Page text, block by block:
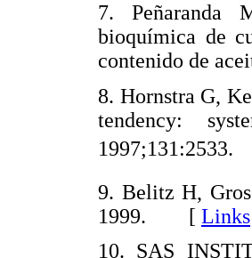
7. Peñaranda
bioquímica de
contenido de
8. Hornstra G,
tendency:
9. Belitz H,
1999. [ Links
10. SAS